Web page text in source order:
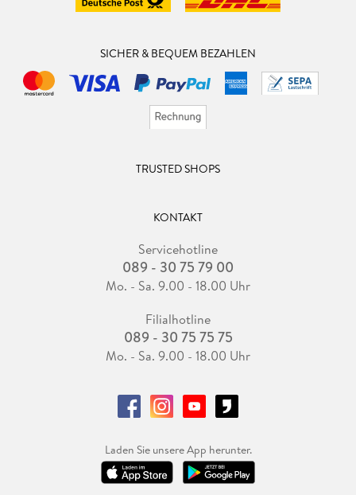
SICHER & BEQUEM BEZAHLEN
TRUSTED SHOPS
KONTAKT
Servicehotline
089 - 30 75 79 00
Mo. - Sa. 9.00 - 18.00 Uhr
Filialhotline
089 - 30 75 75 75
Mo. - Sa. 9.00 - 18.00 Uhr
Laden Sie unsere App herunter.